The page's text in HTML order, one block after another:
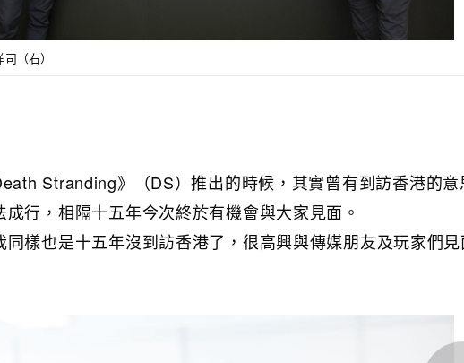
（右）
Stranding》（DS）推出的時候，其實曾有到訪香港的
行，相隔十五年今次終於有機會與大家見面。
同樣也是十五年沒到訪香港了，很高興與傳媒朋友及玩家們